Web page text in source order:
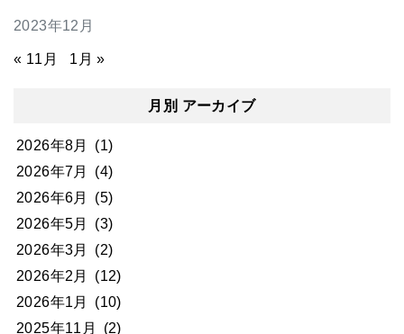
2023年12月
« 11月 1月 »
月別 アーカイブ
2026年8月
(1)
2026年7月
(4)
2026年6月
(5)
2026年5月
(3)
2026年3月
(2)
2026年2月
(12)
2026年1月
(10)
2025年11月
(2)